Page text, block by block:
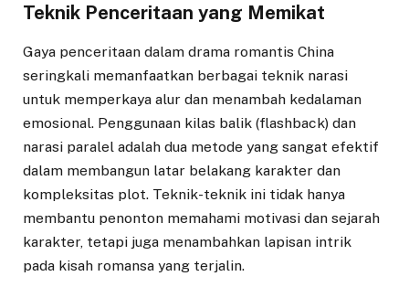
Teknik Penceritaan yang Memikat
Gaya penceritaan dalam drama romantis China
seringkali memanfaatkan berbagai teknik narasi
untuk memperkaya alur dan menambah kedalaman
emosional. Penggunaan kilas balik (flashback) dan
narasi paralel adalah dua metode yang sangat efektif
dalam membangun latar belakang karakter dan
kompleksitas plot. Teknik-teknik ini tidak hanya
membantu penonton memahami motivasi dan sejarah
karakter, tetapi juga menambahkan lapisan intrik
pada kisah romansa yang terjalin.